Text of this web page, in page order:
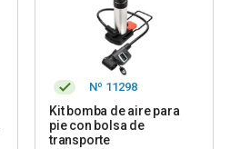
Nº 11298
Kit bomba de aire para
pie con bolsa de
transporte